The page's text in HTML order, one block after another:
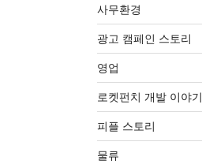
사무환경
광고 캠페인 스토리
영업
로켓펀치 개발 이야기
피플 스토리
물류